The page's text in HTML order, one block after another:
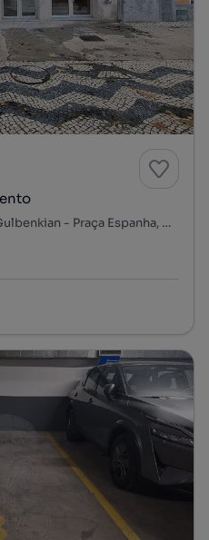
Avenida Miguel Bombarda, Gulbenkian - Praça Espanha, Avenidas Novas, Lisboa, Lisboa